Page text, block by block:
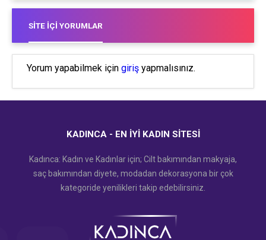
SITE İÇI YORUMLAR
Yorum yapabilmek için giriş yapmalısınız.
KADINCA - EN İYI KADIN SITESI
Kadınca: Kadın ve Kadınlar için; Cilt bakımından makyaja,
saç bakımından diyete, modadan dekorasyona bir çok
kategoride yenilikleri takip edebilirsiniz.